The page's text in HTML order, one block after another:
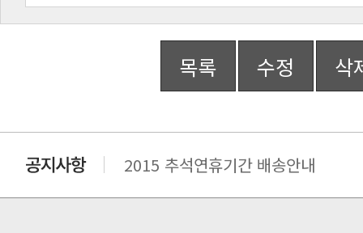
목록 수정 삭
2015 추석연휴기간 배송안내